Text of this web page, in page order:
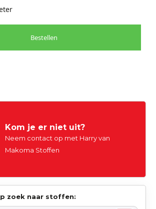
Bestellen
Kom je er niet uit?
Neem contact op met Harry van
Makoma Stoffen
zoek naar stoffen: